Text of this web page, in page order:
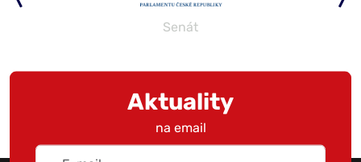
Senát
Aktuality
na email